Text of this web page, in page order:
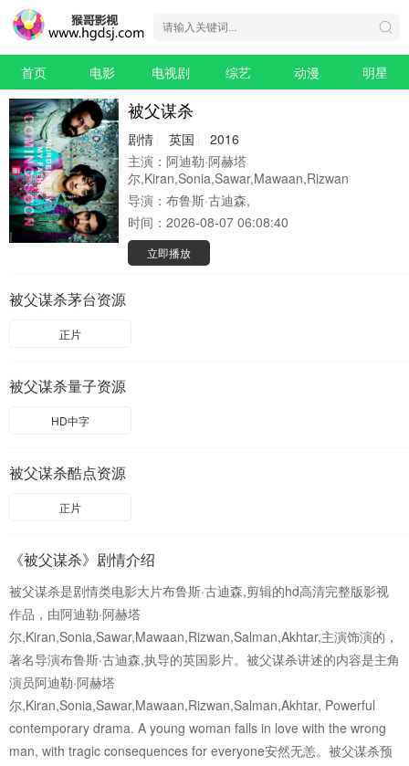
首页 电影 电视剧 综艺 动漫 明星
被父谋杀
剧情 英国
2016
主演： 阿迪勒·阿赫塔
尔,Kiran,Sonia,Sawar,Mawaan,Rizwan
导演： 布鲁斯·古迪森,
时间： 2026-08-07 06:08:40
立即播放
被父谋杀茅台资源
正片
被父谋杀量子资源
HD中字
被父谋杀酷点资源
正片
《被父谋杀》剧情介绍
被父谋杀是剧情类电影大片布鲁斯·古迪森,剪辑的hd高清完整版影视
作品，由阿迪勒·阿赫塔
尔,Kiran,Sonia,Sawar,Mawaan,Rizwan,Salman,Akhtar,主演饰演的，
著名导演布鲁斯·古迪森,执导的英国影片。被父谋杀讲述的内容是主角
演员阿迪勒·阿赫塔
尔,Kiran,Sonia,Sawar,Mawaan,Rizwan,Salman,Akhtar, Powerful
contemporary drama. A young woman falls in love with the wrong
man, with tragic consequences for everyone安然无恙。被父谋杀预